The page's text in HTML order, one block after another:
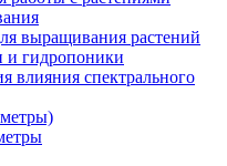
выращивания растений
и гидропоники
влияния спектрального